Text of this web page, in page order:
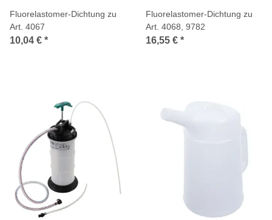
Fluorelastomer-Dichtung zu
Art. 4067
10,04 € *
Fluorelastomer-Dichtung zu
Art. 4068, 9782
16,55 € *